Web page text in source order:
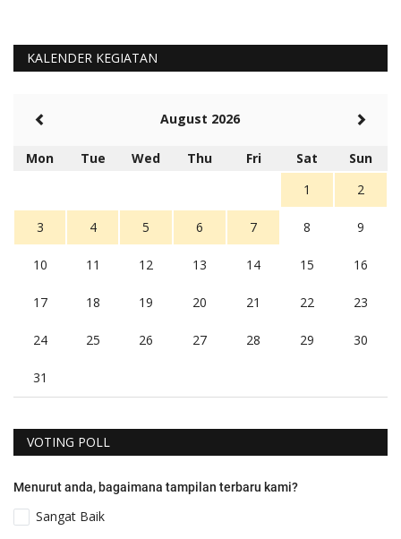
KALENDER KEGIATAN
August 2026
Mon Tue Wed Thu Fri Sat
Sun
1
2
3 4 5 6 7 8 9
10 11 12 13 14 15 16
17 18 19 20 21 22 23
24 25 26 27 28 29 30
31
VOTING POLL
Menurut anda, bagaimana tampilan terbaru kami?
Sangat Baik